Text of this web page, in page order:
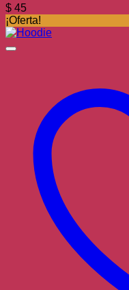
$ 45
¡Oferta!